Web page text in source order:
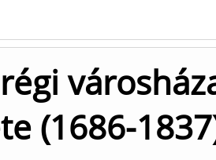
(1686-